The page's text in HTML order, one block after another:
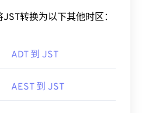
转换为以下其他时区：
ADT 到 JST
AEST 到 JST